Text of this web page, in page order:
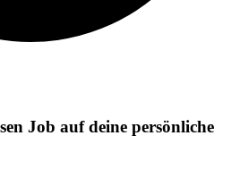
Job auf deine persönliche